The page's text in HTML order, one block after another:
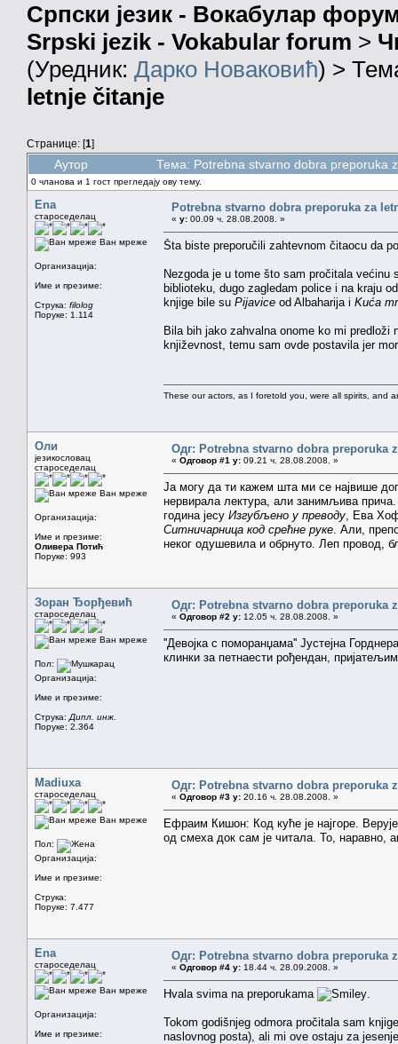
Српски језик - Вокабулар
Srpski jezik - Vokabular forum >
(Уредник: Дарко Новаковић) >
letnje čitanje
Странице: [1]
Аутор Тема: Potrebna stvarno dobra preporuka
0 чланова и 1 гост прегледају ову тему.
Ena
староседелац
Ван мреже
Организација:
Име и презиме:
Струка: filolog
Поруке: 1.114
Potrebna stvarno dobra preporuka za
« у: 00.09 ч. 28.08.2008. »
Šta biste preporučili zahtevnom čitaocu da
Nezgoda je u tome što sam pročitala
biblioteku, dugo zagledam police i na kraju
knjige bile su Pijavice od Albaharija i Kuća
Bila bih jako zahvalna onome ko mi
književnost, temu sam ovde postavila jer
These our actors, as I foretold you, were all spirits, and
Оли
језикословац
староседелац
Ван мреже
Организација:
Име и презиме:
Оливера Потић
Поруке: 993
Одг: Potrebna stvarno dobra preporuka
« Одговор #1 у: 09.21 ч. 28.08.2008. »
Ја могу да ти кажем шта ми се највише
нервирала лектура, али занимљива
година јесу Изгубљено у преводу , Ева
Ситничарница код срећне руке . Али,
неког одушевила и обрнуто. Леп провод,
Зоран Ђорђевић
староседелац
Ван мреже
Пол:
Организација:
Име и презиме:
Струка: Дипл. инж.
Поруке: 2.364
Одг: Potrebna stvarno dobra preporuka
« Одговор #2 у: 12.05 ч. 28.08.2008. »
''Девојка с поморанџама'' Јустејна
клинки за петнаести рођендан,
Madiuxa
староседелац
Ван мреже
Пол:
Организација:
Име и презиме:
Струка:
Поруке: 7.477
Одг: Potrebna stvarno dobra preporuka
« Одговор #3 у: 20.16 ч. 28.08.2008. »
Ефраим Кишон: Код куће је најгоре.
од смеха док сам је читала. То,
Ena
староседелац
Ван мреже
Организација:
Име и презиме:
Одг: Potrebna stvarno dobra preporuka
« Одговор #4 у: 18.44 ч. 28.09.2008. »
Hvala svima na preporukama
Tokom godišnjeg odmora pročitala sam
naslovnog posta), ali mi ove ostaju za